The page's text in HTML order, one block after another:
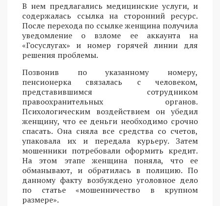
В нем предлагались медицинские услуги, и
содержалась ссылка на сторонний ресурс.
После перехода по ссылке женщина получила
уведомление о взломе ее аккаунта на
«Госуслугах» и номер горячей линии для
решения проблемы.
Позвонив по указанному номеру,
пенсионерка связалась с человеком,
представившимся сотрудником
правоохранительных органов.
Психологическим воздействием он убедил
женщину, что ее деньги необходимо срочно
спасать. Она сняла все средства со счетов,
упаковала их и передала курьеру. Затем
мошенники потребовали оформить кредит.
На этом этапе женщина поняла, что ее
обманывают, и обратилась в полицию. По
данному факту возбуждено уголовное дело
по статье «мошенничество в крупном
размере».